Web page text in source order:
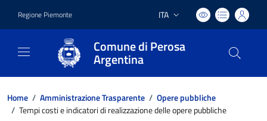
Regione Piemonte Lingua attiva:
ITA
Comune di Perosa
Argentina
Home / Amministrazione Trasparente / Opere pubbliche
/ Tempi costi e indicatori di realizzazione delle opere pubbliche